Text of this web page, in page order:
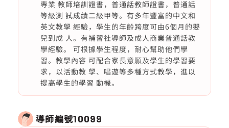
專業 教師培訓證書，普通話教師證書，普通話
等級測 試成績二級甲等。有多年豐富的中文和
英文教學 經驗，學生的年齡跨度可由6個月的嬰
兒到成 人。有補習社導師及成人商業普通話教
學經驗。 可根據學生程度，耐心幫助他們學
習。教學內容 可配合家長意願及學生的學習要
求，以活動教 學、唱遊等多種方式教學，進以
提高學生的學習 動機。
導師編號10099